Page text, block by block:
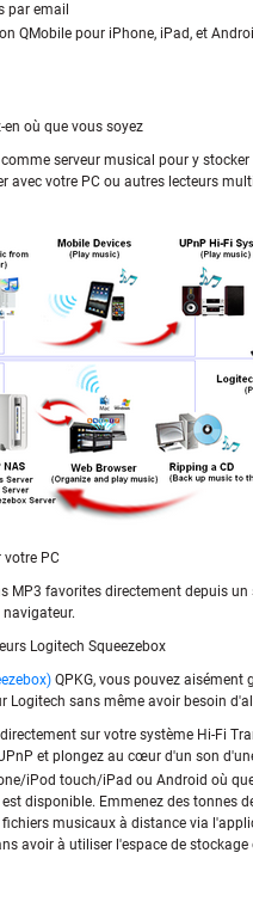
par email
QMobile pour iPhone, iPad, et
où que vous soyez
serveur musical pour y
avec votre PC ou autres lecteurs
votre PC
MP3 favorites directement depuis un
navigateur.
Logitech Squeezebox
QPKG, vous pouvez aisément
Logitech sans même avoir besoin
sur votre système Hi-Fi
et plongez au cœur d'un son
iPod touch/iPad ou Android où
disponible. Emmenez des tonnes
musicaux à distance via
avoir à utiliser l'espace de stockage